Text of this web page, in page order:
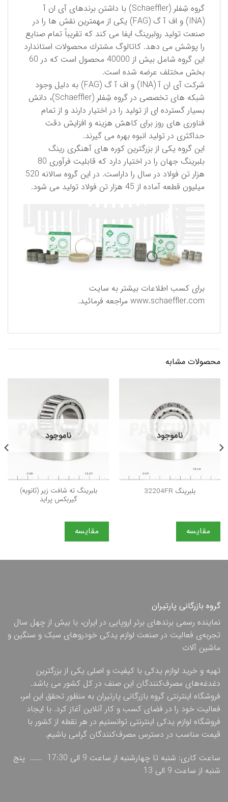
گروه شِفلر (Schaeffler) با داشتن برندهای آی ان آ
(INA) و اف آ گ (FAG) یكی از مهمترین نقش ها را در
صنعت تولید رولبرینگ ایفا می کند كه تقریباً تمام صنایع
را پوشش می دهد. كاتالوگ مشترك محصولات استاندارد
این گروه شامل بیش از 40000 محصول است كه در 60
بخش مختلف عرضه شده است.
شركت آی ان آ (INA) و اف آ گ (FAG) به دلیل وجود
شبكه های تخصصی در گروه شِفلر (Schaeffler)، دانش
بسیار گسترده ای از تولید را در اختیار دارند و از تمام
فناوری های روز برای كاهش هزینه و افزایش دقت
حداكثری در تولید انبوه بهره می گیرند.
این گروه یكی از بزرگترین كوره های آهنگری رینگ
بلبرینگ جهان را در اختیار دارد كه قابلیت فرآوری 80
هزار تن فولاد در سال را داراست. در این گروه سالانه 520
میلیون قطعه آماده از 45 هزار تن فولاد تولید می شود.
برای كسب اطلاعات بیشتر به سایت
www.schaeffler.com مراجعه فرمائید.
محصولات مشابه
ناموجود
بلبرینگ 32204FR
مقایسه
ناموجود
بلبرینگ ته شافت زیر (ثانویه)
گیربکس پراید
مقایسه
گروه بازرگانی پارتیران
نماینده رسمی برندهای برتر اروپایی در ایران، با بیش از چهل سال
تجربه‌ی فعالیت در صنعت لوازم یدکی خودروهای سبک و سنگین و
ماشین آلات
تهیه و خرید لوازم یدکی با کیفیت و اصلی یکی از بزرگترین
دغدغه‌های مصرف‌کنندگان این صنف در کل کشور می باشد.
فروشگاه اینترنتی گروه بازرگانی پارتیران به منظور تحقق این امر،
فعالیت خود را در فضای کسب و کار آنلاین آغاز کرد. با ایجاد
فروشگاه لوازم یدکی اینترنتی توانستیم در هر نقطه از کشور با
قیمت مناسب در دسترس مصرف‌کنندگان گرامی باشیم.
ساعت کاری: شنبه تا چهارشنبه از ساعت 9 الی 17:30 ...... پنج
شنبه از ساعت 9 الی 13